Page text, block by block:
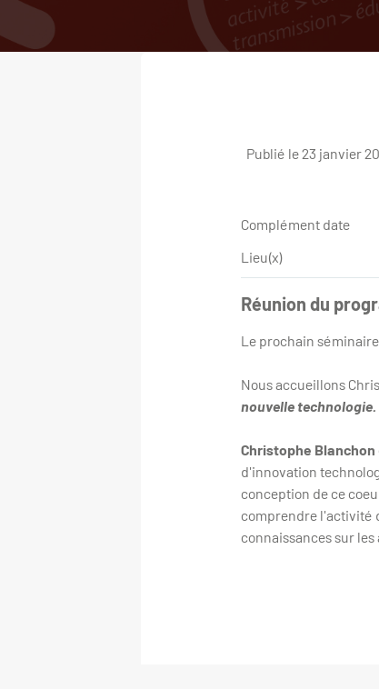
Publié le 23 janvier
Complément date
Lieu(x)
Réunion du
Le prochain séminaire
Nous accueillons
nouvelle technologie.
Christophe Blanchon
d'innovation
conception de ce
comprendre l'activité
connaissances sur